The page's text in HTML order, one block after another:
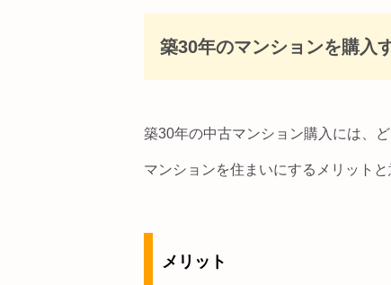
築30年のマンションを購入
築30年の中古マンション購入には、
マンションを住まいにするメリット
メリット